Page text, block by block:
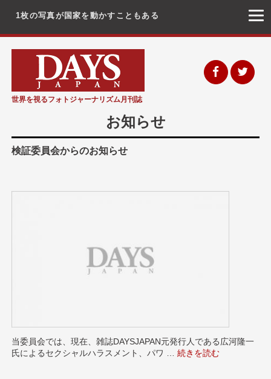
1枚の写真が国家を動かすこともある
ン
ス
世界を視るフォトジャーナリズム月刊誌
お知らせ
検証委員会からのお知らせ
当委員会では、現在、雑誌DAYSJAPAN元発行人である広河隆一
氏によるセクシャルハラスメント、パワ …“検証委員会からのお知
続きを読む